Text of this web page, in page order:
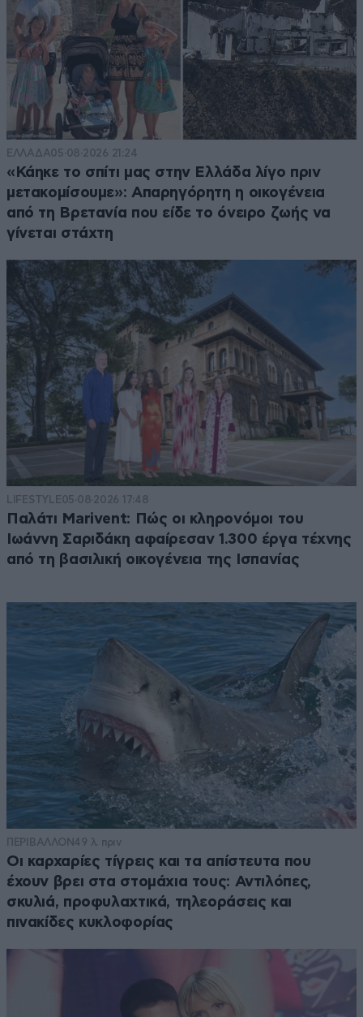
ΕΛΛΑΔΑ05·08·2026 21:24
«Κάηκε το σπίτι μας στην Ελλάδα λίγο πριν
μετακομίσουμε»: Απαρηγόρητη η οικογένεια
από τη Βρετανία που είδε το όνειρο ζωής να
γίνεται στάχτη
LIFESTYLE05·08·2026 17:48
Παλάτι Marivent: Πώς οι κληρονόμοι του
Ιωάννη Σαριδάκη αφαίρεσαν 1.300 έργα τέχνης
από τη βασιλική οικογένεια της Ισπανίας
ΠΕΡΙΒΑΛΛΟΝ49 λ. πριν
Οι καρχαρίες τίγρεις και τα απίστευτα που
έχουν βρει στα στομάχια τους: Αντιλόπες,
σκυλιά, προφυλαχτικά, τηλεοράσεις και
πινακίδες κυκλοφορίας